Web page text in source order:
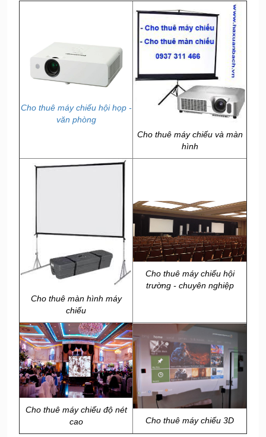
Cho thuê máy chiếu hội họp -
văn phòng
Cho thuê máy chiếu và màn
hình
Cho thuê màn hình máy
chiếu
Cho thuê máy chiếu hội
trường - chuyên nghiệp
Cho thuê máy chiếu độ nét
cao
Cho thuê máy chiếu 3D